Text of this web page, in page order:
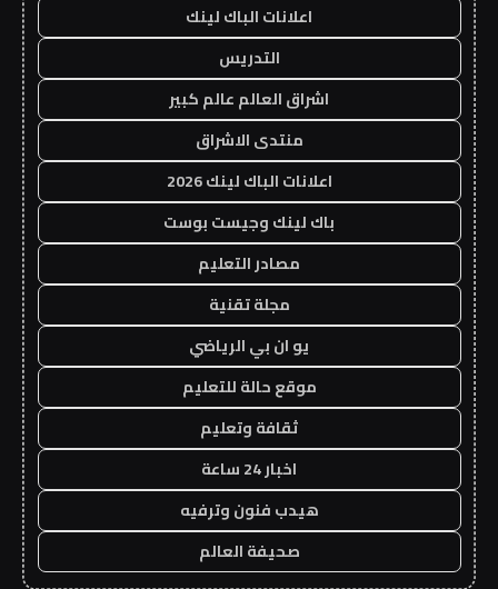
اعلانات الباك لينك
التدريس
اشراق العالم عالم كبير
منتدى الاشراق
اعلانات الباك لينك 2026
باك لينك وجيست بوست
مصادر التعليم
مجلة تقنية
يو ان بي الرياضي
موقع حالة للتعليم
ثقافة وتعليم
اخبار 24 ساعة
هيدب فنون وترفيه
صحيفة العالم